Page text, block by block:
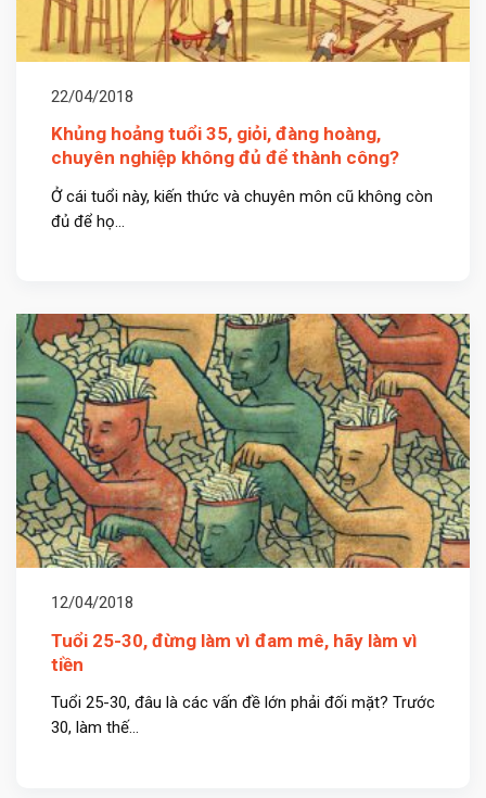
22/04/2018
Khủng hoảng tuổi 35, giỏi, đàng hoàng,
chuyên nghiệp không đủ để thành công?
Ở cái tuổi này, kiến thức và chuyên môn cũ không còn
đủ để họ...
12/04/2018
Tuổi 25-30, đừng làm vì đam mê, hãy làm vì
tiền
Tuổi 25-30, đâu là các vấn đề lớn phải đối mặt? Trước
30, làm thế...